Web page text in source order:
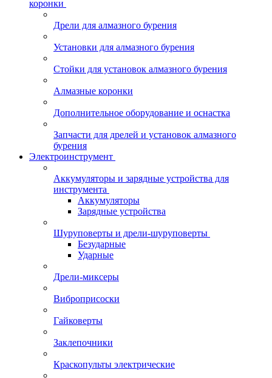
коронки
Дрели для алмазного бурения
Установки для алмазного бурения
Стойки для установок алмазного бурения
Алмазные коронки
Дополнительное оборудование и оснастка
Запчасти для дрелей и установок алмазного
бурения
Электроинструмент
Аккумуляторы и зарядные устройства для
инструмента
Аккумуляторы
Зарядные устройства
Шуруповерты и дрели-шуруповерты
Безударные
Ударные
Дрели-миксеры
Виброприсоски
Гайковерты
Заклепочники
Краскопульты электрические